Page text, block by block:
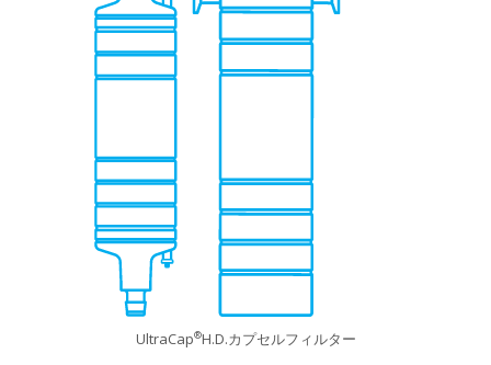
UltraCap®H.D.カプセルフィルター